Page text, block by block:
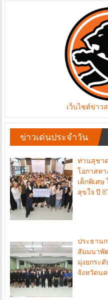
เว็บไซต์ข่าว
ข่าวเด่นประจำวัน
ท่านสุชา
โอกาสทา
เด็กพิเศษ
สุขใจ ปี 8”
ประธานก
สัมมนาพั
มุ่งยกระ
จังหวัดน